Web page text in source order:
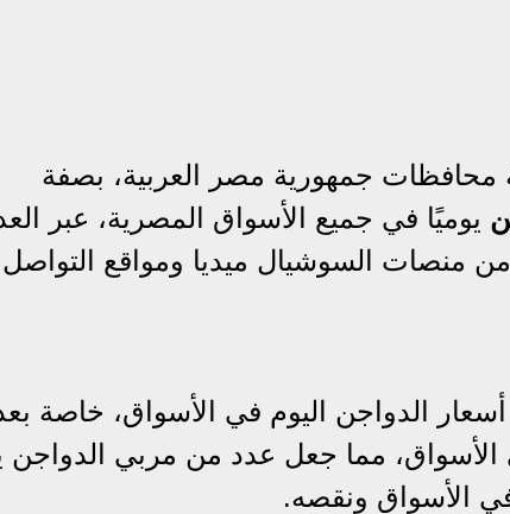
محافظات جمهورية مصر العربية، بصفة
يوميًا في جميع الأسواق المصرية، عبر
منصات السوشيال ميديا ومواقع التواصل
أسعار الدواجن اليوم في الأسواق، خاصة
الأسواق، مما جعل عدد من مربي الدواجن
الأسواق ونقصه.